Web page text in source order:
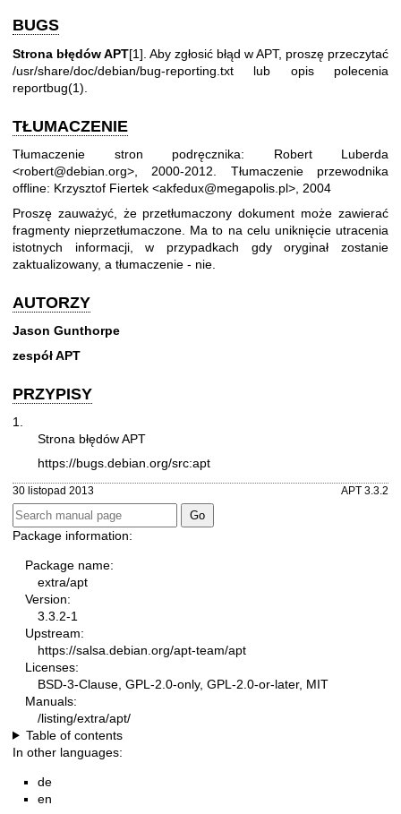
BUGS
Strona błędów APT[1]. Aby zgłosić błąd w APT, proszę przeczytać
/usr/share/doc/debian/bug-reporting.txt lub opis polecenia
reportbug(1)
TŁUMACZENIE
Tłumaczenie stron podręcznika: Robert Luberda
<robert@debian.org>, 2000-2012. Tłumaczenie przewodnika
offline: Krzysztof Fiertek <akfedux@megapolis.pl>, 2004
Proszę zauważyć, że przetłumaczony dokument może zawierać
fragmenty nieprzetłumaczone. Ma to na celu uniknięcie utracenia
istotnych informacji, w przypadkach gdy oryginał zostanie
zaktualizowany, a tłumaczenie - nie.
AUTORZY
Jason Gunthorpe
zespół APT
PRZYPISY
1.
Strona błędów APT
https://bugs.debian.org/src:apt
30 listopad 2013 APT 3.3.2
Package information:
Package name:
extra/apt
Version:
3.3.2-1
Upstream:
https://salsa.debian.org/apt-team/apt
Licenses:
BSD-3-Clause, GPL-2.0-only, GPL-2.0-or-later, MIT
Manuals:
/listing/extra/apt/
Table of contents
In other languages:
de
en